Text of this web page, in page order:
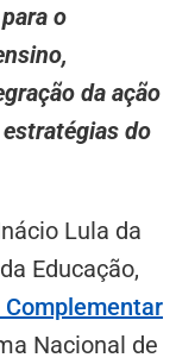
o
da ação
do
Lula da
Educação,
Complementar
Nacional de